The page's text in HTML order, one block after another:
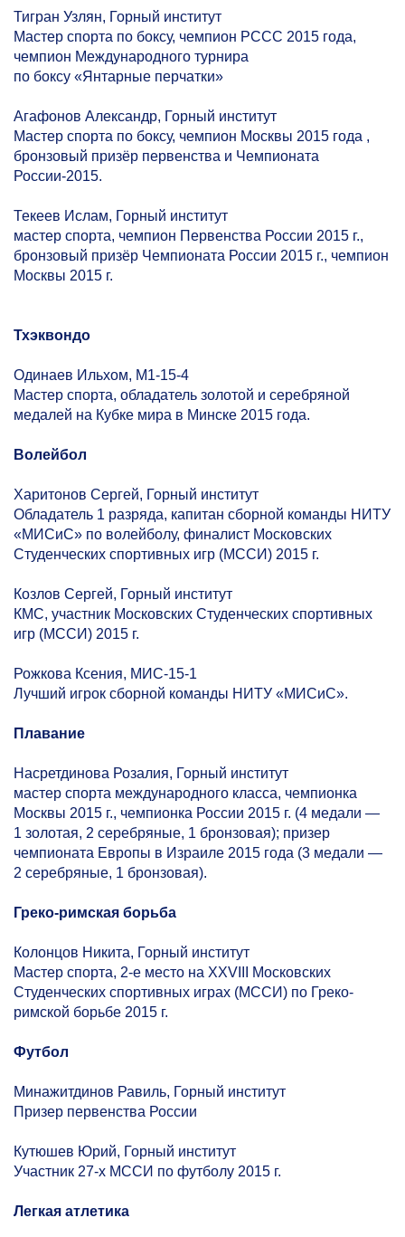
Тигран Узлян, Горный институт
Мастер спорта по боксу, чемпион РССС 2015 года,
чемпион Международного турнира
по боксу «Янтарные перчатки»
Агафонов Александр, Горный институт
Мастер спорта по боксу, чемпион Москвы 2015 года ,
бронзовый призёр первенства и Чемпионата
России-2015.
Текеев Ислам, Горный институт
мастер спорта, чемпион Первенства России 2015 г.,
бронзовый призёр Чемпионата России 2015 г., чемпион
Москвы 2015 г.
Тхэквондо
Одинаев Ильхом, М1-15-4
Мастер спорта, обладатель золотой и серебряной
медалей на Кубке мира в Минске 2015 года.
Волейбол
Харитонов Сергей, Горный институт
Обладатель 1 разряда, капитан сборной команды НИТУ
«МИСиС» по волейболу, финалист Московских
Студенческих спортивных игр (МССИ) 2015 г.
Козлов Сергей, Горный институт
КМС, участник Московских Студенческих спортивных
игр (МССИ) 2015 г.
Рожкова Ксения, МИС-15-1
Лучший игрок сборной команды НИТУ «МИСиС».
Плавание
Насретдинова Розалия, Горный институт
мастер спорта международного класса, чемпионка
Москвы 2015 г., чемпионка России 2015 г. (4 медали —
1 золотая, 2 серебряные, 1 бронзовая); призер
чемпионата Европы в Израиле 2015 года (3 медали —
2 серебряные, 1 бронзовая).
Греко-римская борьба
Колонцов Никита, Горный институт
Мастер спорта, 2-е место на XXVIII Московских
Студенческих спортивных играх (МССИ) по Греко-
римской борьбе 2015 г.
Футбол
Минажитдинов Равиль, Горный институт
Призер первенства России
Кутюшев Юрий, Горный институт
Участник 27-х МССИ по футболу 2015 г.
Легкая атлетика